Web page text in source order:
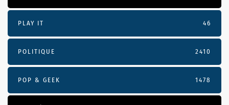
PLAY IT 46
POLITIQUE 2410
POP & GEEK 1478